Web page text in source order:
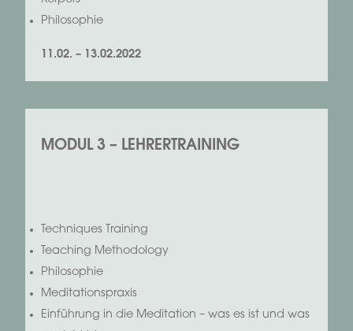
Philosophie
11.02. – 13.02.2022
MODUL 3 – LEHRERTRAINING
Techniques Training
Teaching Methodology
Philosophie
Meditationspraxis
Einführung in die Meditation – was es ist und was